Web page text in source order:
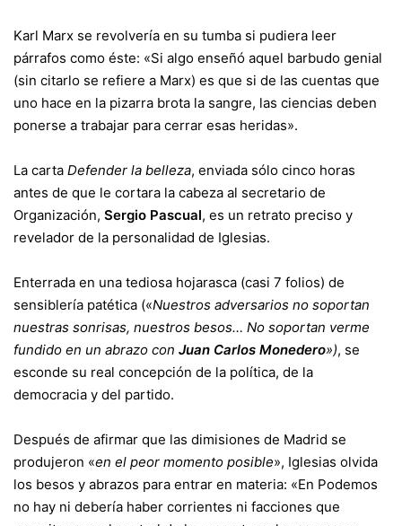
Karl Marx se revolvería en su tumba si pudiera leer
párrafos como éste: «Si algo enseñó aquel barbudo genial
(sin citarlo se refiere a Marx) es que si de las cuentas que
uno hace en la pizarra brota la sangre, las ciencias deben
ponerse a trabajar para cerrar esas heridas».
La carta Defender la belleza, enviada sólo cinco horas
antes de que le cortara la cabeza al secretario de
Organización, Sergio Pascual, es un retrato preciso y
revelador de la personalidad de Iglesias.
Enterrada en una tediosa hojarasca (casi 7 folios) de
sensiblería patética («Nuestros adversarios no soportan
nuestras sonrisas, nuestros besos… No soportan verme
fundido en un abrazo con Juan Carlos Monedero»), se
esconde su real concepción de la política, de la
democracia y del partido.
Después de afirmar que las dimisiones de Madrid se
produjeron «en el peor momento posible», Iglesias olvida
los besos y abrazos para entrar en materia: «En Podemos
no hay ni debería haber corrientes ni facciones que